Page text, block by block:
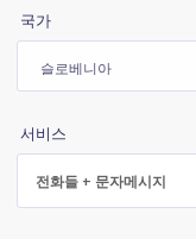
국가
서비스
전화들 + 문자메시지